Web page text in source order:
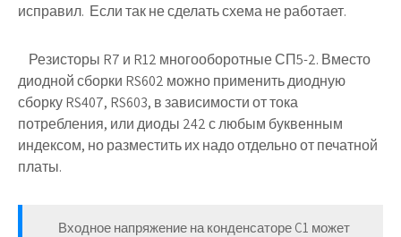
исправил. Если так не сделать схема не работает.
Резисторы R7 и R12 многооборотные СП5-2. Вместо
диодной сборки RS602 можно применить диодную
сборку RS407, RS603, в зависимости от тока
потребления, или диоды 242 с любым буквенным
индексом, но разместить их надо отдельно от печатной
платы.
Входное напряжение на конденсаторе C1 может